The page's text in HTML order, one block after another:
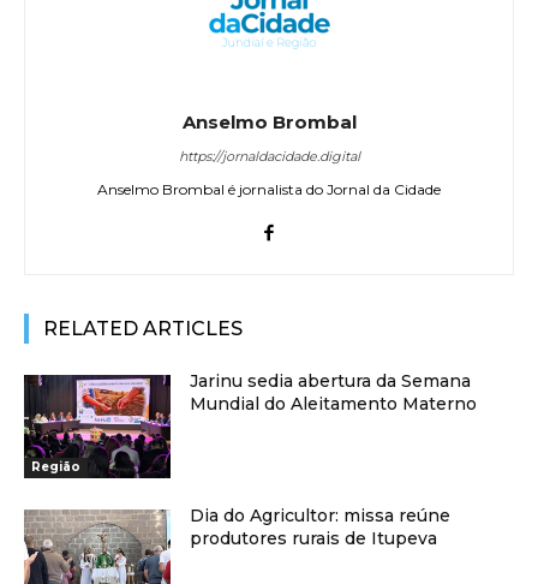
Anselmo Brombal
https://jornaldacidade.digital
Anselmo Brombal é jornalista do Jornal da Cidade
RELATED ARTICLES
Região
Jarinu sedia abertura da Semana
Mundial do Aleitamento Materno
Dia do Agricultor: missa reúne
produtores rurais de Itupeva